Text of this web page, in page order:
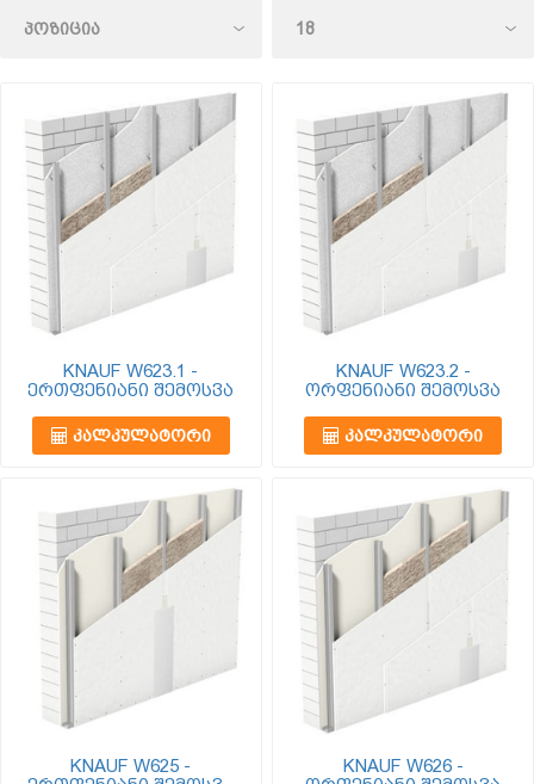
KNAUF W623.1 -
ერთფენიანი შემოსვა
ᲙᲐᲚᲙᲣᲚᲐᲢᲝᲠᲘ
KNAUF W623.2 -
ორფენიანი შემოსვა
ᲙᲐᲚᲙᲣᲚᲐᲢᲝᲠᲘ
KNAUF W625 -
KNAUF W626 -